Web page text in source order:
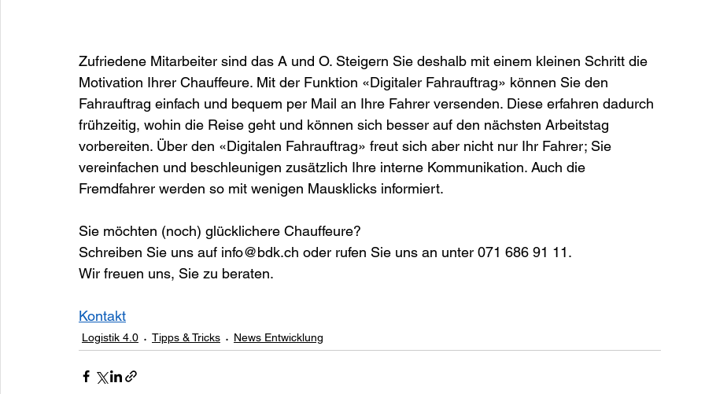
Zufriedene Mitarbeiter sind das A und O. Steigern Sie deshalb mit einem kleinen Schritt die
Motivation Ihrer Chauffeure. Mit der Funktion «Digitaler Fahrauftrag» können Sie den
Fahrauftrag einfach und bequem per Mail an Ihre Fahrer versenden. Diese erfahren dadurch
frühzeitig, wohin die Reise geht und können sich besser auf den nächsten Arbeitstag
vorbereiten. Über den «Digitalen Fahrauftrag» freut sich aber nicht nur Ihr Fahrer; Sie
vereinfachen und beschleunigen zusätzlich Ihre interne Kommunikation. Auch die
Fremdfahrer werden so mit wenigen Mausklicks informiert.
Sie möchten (noch) glücklichere Chauffeure?
Schreiben Sie uns auf info@bdk.ch oder rufen Sie uns an unter 071 686 91 11.
Wir freuen uns, Sie zu beraten.
Kontakt
Logistik 4.0 Tipps & Tricks News Entwicklung